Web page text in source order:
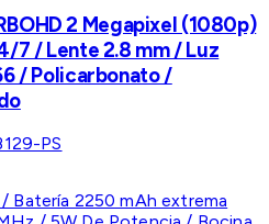
2 Megapixel (1080p)
7 / Lente 2.8 mm / Luz
/ Policarbonato /
PS